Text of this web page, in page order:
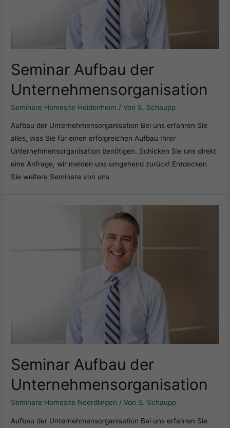
Seminar Aufbau der
Unternehmensorganisation
Seminare Homesite Heidenheim / Von S. Schaupp
Aufbau der Unternehmensorganisation Bei uns erfahren Sie
alles, was Sie für einen erfolgreichen Aufbau Ihrer
Unternehmensorganisation benötigen. Schicken Sie uns direkt
eine Anfrage, wir melden uns umgehend zurück! Entdecken
Sie weitere Seminare von uns
Seminar Aufbau der
Unternehmensorganisation
Seminare Homesite Noerdlingen / Von S. Schaupp
Aufbau der Unternehmensorganisation Bei uns erfahren Sie